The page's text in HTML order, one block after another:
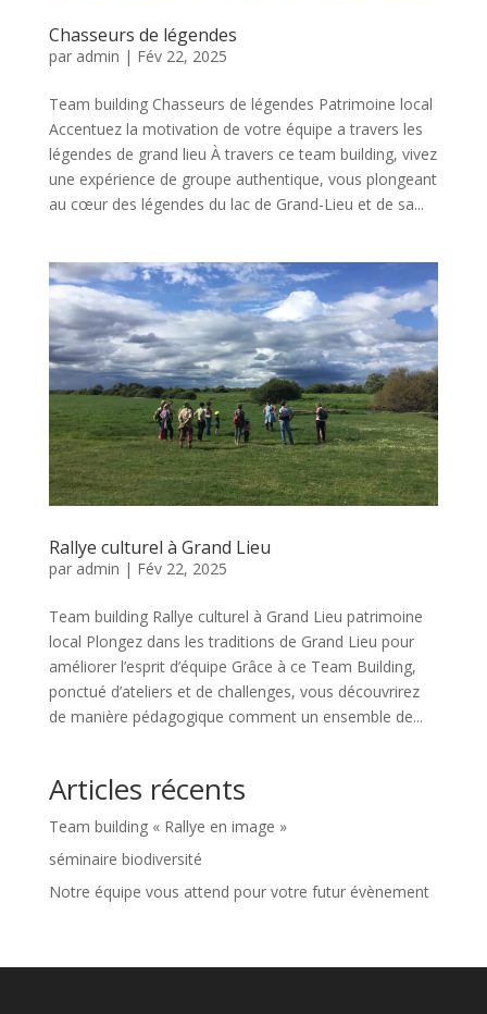
Chasseurs de légendes
par admin | Fév 22, 2025
Team building Chasseurs de légendes Patrimoine local
Accentuez la motivation de votre équipe a travers les
légendes de grand lieu À travers ce team building, vivez
une expérience de groupe authentique, vous plongeant
au cœur des légendes du lac de Grand-Lieu et de sa...
Rallye culturel à Grand Lieu
par admin | Fév 22, 2025
Team building Rallye culturel à Grand Lieu patrimoine
local Plongez dans les traditions de Grand Lieu pour
améliorer l’esprit d’équipe Grâce à ce Team Building,
ponctué d’ateliers et de challenges, vous découvrirez
de manière pédagogique comment un ensemble de...
Articles récents
Team building « Rallye en image »
séminaire biodiversité
Notre équipe vous attend pour votre futur évènement